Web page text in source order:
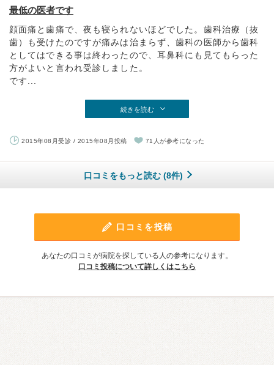
最低の医者です
顔面痛と歯痛で、夜も寝られないほどでした。歯科治療（抜
歯）も受けたのですが痛みは治まらず、歯科の医師から歯科
としてはできる事は終わったので、耳鼻科にも見てもらった
方がよいと言われ受診しました。
です...
続きを読む
2015年08月受診 / 2015年08月投稿 71人が参考になった
口コミをもっと読む (8件)
口コミを投稿
あなたの口コミが病院を探している人の参考になります。
口コミ投稿について詳しくはこちら